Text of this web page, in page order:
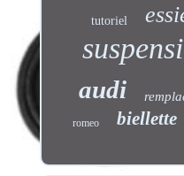
tutoriel
audi
romeo biellette